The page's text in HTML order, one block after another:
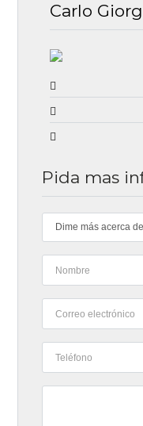
Carlo
Pida mas
Dime más acerca